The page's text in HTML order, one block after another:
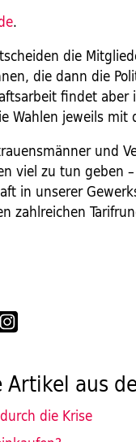
.
die
die dann die
findet
Wahlen jeweils
und
viel zu tun geben
in unserer
zahlreichen
Artikel aus
die Krise